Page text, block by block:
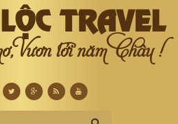
TRAVEL
Vươn tới năm Châu !